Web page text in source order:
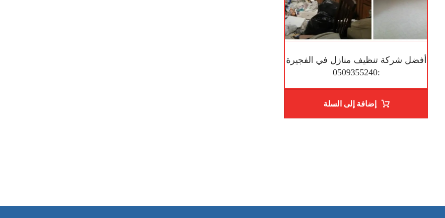
أفضل شركة تنظيف منازل في الفجيرة
:0509355240
إضافة إلى السلة